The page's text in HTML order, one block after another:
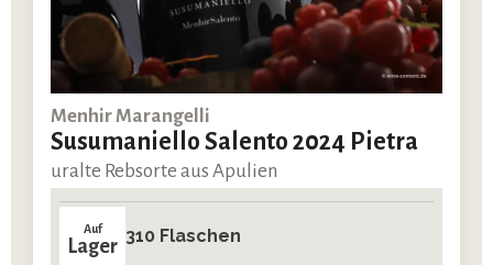
Menhir Marangelli
Susumaniello Salento 2024 Pietra
uralte Rebsorte aus Apulien
Auf
Lager 310 Flaschen